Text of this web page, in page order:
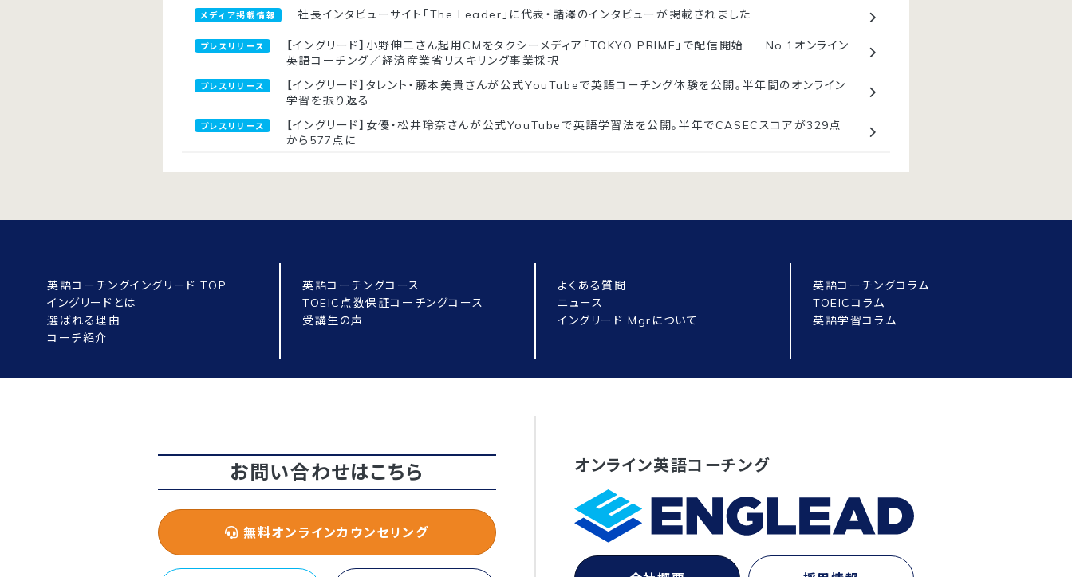
メディア掲載情報 社長インタビューサイト「The Leader」に代表・諸澤のインタビューが掲載されました
プレスリリース
【イングリード】小野伸二さん起用CMをタクシーメディア「TOKYO PRIME」で配信開始 ― No.1オンライン
英語コーチング／経済産業省リスキリング事業採択
プレスリリース
【イングリード】タレント・藤本美貴さんが公式YouTubeで英語コーチング体験を公開。半年間のオンライン
学習を振り返る
プレスリリース
【イングリード】女優・松井玲奈さんが公式YouTubeで英語学習法を公開。半年でCASECスコアが329点
から577点に
英語コーチングイングリード TOP
イングリードとは
選ばれる理由
コーチ紹介
英語コーチングコース
TOEIC点数保証コーチングコース
受講生の声
よくある質問
ニュース
イングリード Mgrについて
英語コーチングコラム
TOEICコラム
英語学習コラム
お問い合わせはこちら
無料オンラインカウンセリング
オンライン英語コーチング